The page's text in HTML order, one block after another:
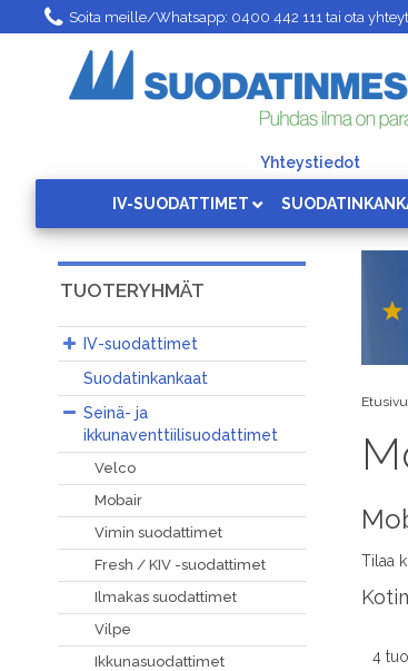
Skip
to
Content
Soita meille/Whatsapp: 0400 442 111 tai ota
Yhteystiedot
IV-SUODATTIMET
Etusivu
Tilaa
4
TUOTERYHMÄT
IV-suodattimet
Suodatinkankaat
Seinä- ja
ikkunaventtiilisuodattimet
Velco
Mobair
Vimin suodattimet
Fresh / KIV -suodattimet
Ilmakas suodattimet
Vilpe
Ikkunasuodattimet